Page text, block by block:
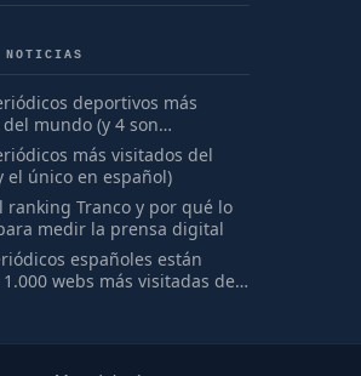
deportivos más
mundo (y 4 son
más visitados del
el único en español)
ranking Tranco y por qué lo
medir la prensa digital
españoles están
webs más visitadas del